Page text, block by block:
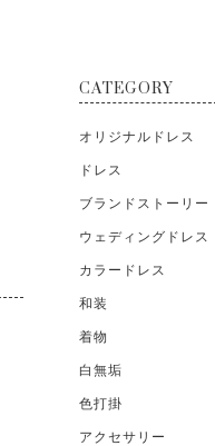
CATEGORY
オリジナルドレス
ドレス
ブランドストーリー
ウェディングドレス
カラードレス
和装
着物
白無垢
色打掛
アクセサリー